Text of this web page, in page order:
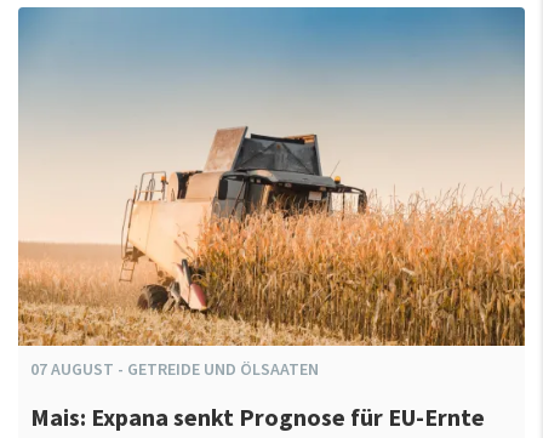
07AUGUST - GETREIDE UND ÖLSAATEN
Mais: Expana senkt Prognose für EU-Ernte